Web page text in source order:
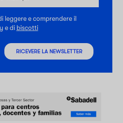
leggere e comprendere il
e di biscotti
RICEVERE LA NEWSLETTER